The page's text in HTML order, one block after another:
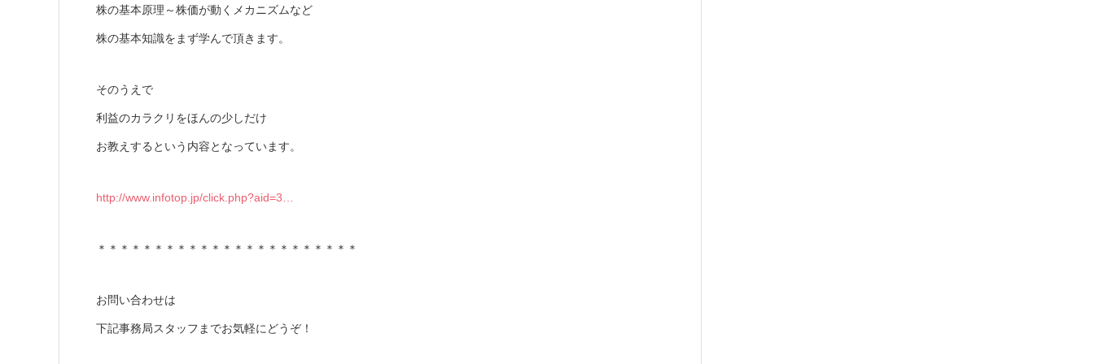
株の基本原理～株価が動くメカニズムなど
株の基本知識をまず学んで頂きます。
そのうえで
利益のカラクリをほんの少しだけ
お教えするという内容となっています。
http://www.infotop.jp/click.php?aid=3…
＊＊＊＊＊＊＊＊＊＊＊＊＊＊＊＊＊＊＊＊＊＊＊
お問い合わせは
下記事務局スタッフまでお気軽にどうぞ！